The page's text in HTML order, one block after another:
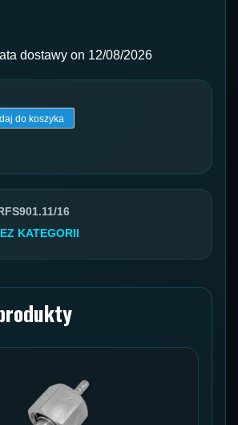
dostawy on 12/08/2026
do koszyka
16
KATEGORII